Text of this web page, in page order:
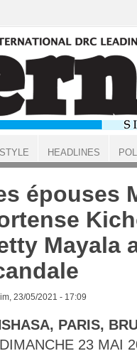
épouses
Mayala
23/05/2021 - 17:09
PARIS,
23 MAI
HEADLINES